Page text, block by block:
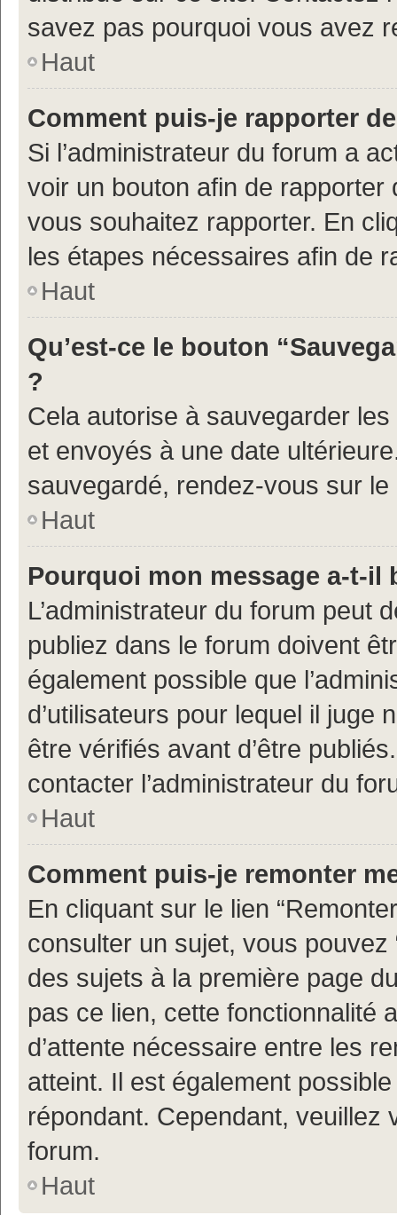
savez pas pourquoi vous avez
Haut
Comment puis-je rapporter
Si l’administrateur du forum a
voir un bouton afin de
vous souhaitez rapporter. En
les étapes nécessaires afin de
Haut
Qu’est-ce le bouton
?
Cela autorise à sauvegarder
et envoyés à une date
sauvegardé, rendez-vous sur le
Haut
Pourquoi mon message a-t-il
L’administrateur du forum peut
publiez dans le forum doivent
également possible que
d’utilisateurs pour lequel il juge
être vérifiés avant d’être
contacter l’administrateur du
Haut
Comment puis-je remonter
En cliquant sur le lien
consulter un sujet, vous pouvez
des sujets à la première page
pas ce lien, cette fonctionnalité
d’attente nécessaire entre les
atteint. Il est également
répondant. Cependant,
forum.
Haut